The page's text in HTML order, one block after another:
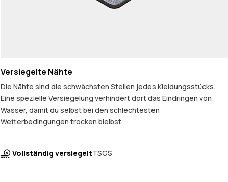
Versiegelte Nähte
Die Nähte sind die schwächsten Stellen jedes Kleidungsstücks.
Eine spezielle Versiegelung verhindert dort das Eindringen von
Wasser, damit du selbst bei den schlechtesten
Wetterbedingungen trocken bleibst.
Vollständig versiegeltTSGS